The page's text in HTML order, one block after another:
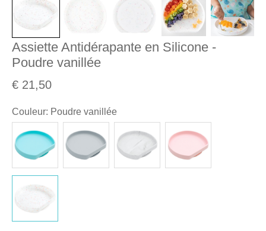
Assiette Antidérapante en Silicone -
Poudre vanillée
€ 21,50
Couleur: Poudre vanillée